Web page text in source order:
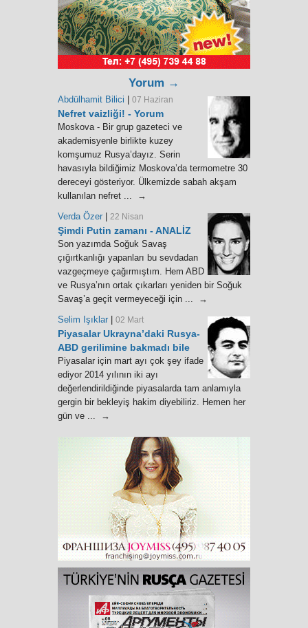
Yorum →
Abdülhamit Bilici 07 Haziran
Nefret vaizliği! - Yorum
Moskova - Bir grup gazeteci ve
akademisyenle birlikte kuzey
komşumuz Rusya’dayız. Serin
havasıyla bildiğimiz Moskova’da termometre 30
dereceyi gösteriyor. Ülkemizde sabah akşam
kullanılan nefret ... →
Verda Özer
22 Nisan
Şimdi Putin zamanı - ANALİZ
Son yazımda Soğuk Savaş
çığırtkanlığı yapanları bu sevdadan
vazgeçmeye çağırmıştım. Hem ABD
ve Rusya’nın ortak çıkarları yeniden bir Soğuk
Savaş’a geçit vermeyeceği için ... →
Selim Işıklar
02 Mart
Piyasalar Ukrayna’daki Rusya-
ABD gerilimine bakmadı bile
Piyasalar için mart ayı çok şey ifade
ediyor 2014 yılının iki ayı
değerlendirildiğinde piyasalarda tam anlamıyla
gergin bir bekleyiş hakim diyebiliriz. Hemen her
gün ve ... →